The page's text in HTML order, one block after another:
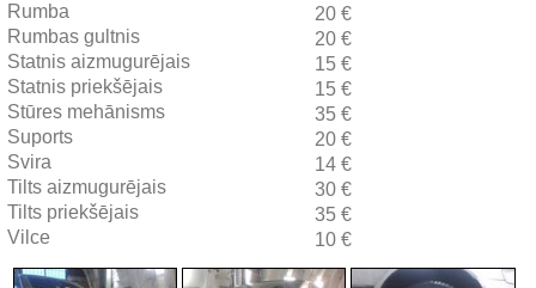
Rumba
20 €
Rumbas gultnis
20 €
Statnis aizmugurējais
15 €
Statnis priekšējais
15 €
Stūres mehānisms
35 €
Suports
20 €
Svira
14 €
Tilts aizmugurējais
30 €
Tilts priekšējais
35 €
Vilce
10 €